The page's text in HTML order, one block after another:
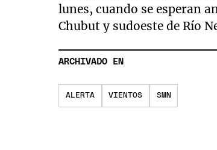
lunes, cuando se esperan
Chubut y sudoeste de Río
ARCHIVADO EN
ALERTA VIENTOS SMN